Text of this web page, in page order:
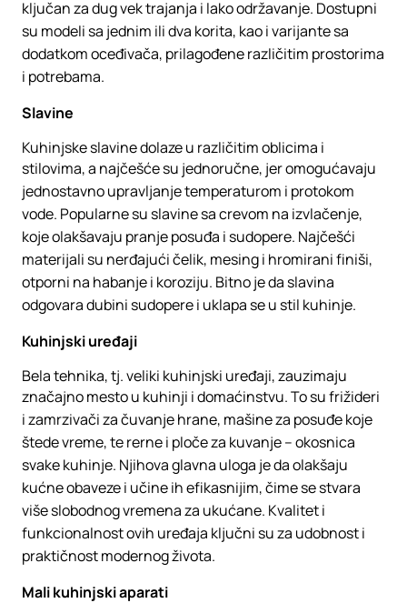
ključan za dug vek trajanja i lako održavanje. Dostupni
su modeli sa jednim ili dva korita, kao i varijante sa
dodatkom oceđivača, prilagođene različitim prostorima
i potrebama.
Slavine
Kuhinjske slavine dolaze u različitim oblicima i
stilovima, a najčešće su jednoručne, jer omogućavaju
jednostavno upravljanje temperaturom i protokom
vode. Popularne su slavine sa crevom na izvlačenje,
koje olakšavaju pranje posuđa i sudopere. Najčešći
materijali su nerđajući čelik, mesing i hromirani finiši,
otporni na habanje i koroziju. Bitno je da slavina
odgovara dubini sudopere i uklapa se u stil kuhinje.
Kuhinjski uređaji
Bela tehnika, tj. veliki kuhinjski uređaji, zauzimaju
značajno mesto u kuhinji i domaćinstvu. To su frižideri
i zamrzivači za čuvanje hrane, mašine za posuđe koje
štede vreme, te rerne i ploče za kuvanje – okosnica
svake kuhinje. Njihova glavna uloga je da olakšaju
kućne obaveze i učine ih efikasnijim, čime se stvara
više slobodnog vremena za ukućane. Kvalitet i
funkcionalnost ovih uređaja ključni su za udobnost i
praktičnost modernog života.
Mali kuhinjski aparati